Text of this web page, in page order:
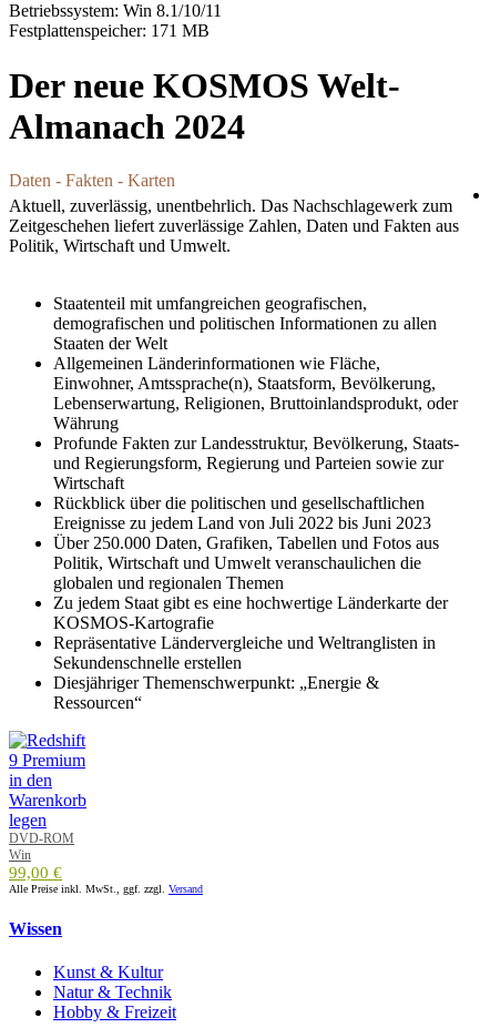
Betriebssystem: Win 8.1/10/11
Festplattenspeicher: 171 MB
Der neue KOSMOS Welt-
Almanach 2024
Daten - Fakten - Karten
Aktuell, zuverlässig, unentbehrlich. Das Nachschlagewerk zum
Zeitgeschehen liefert zuverlässige Zahlen, Daten und Fakten aus
Politik, Wirtschaft und Umwelt.
Staatenteil mit umfangreichen geografischen,
demografischen und politischen Informationen zu allen
Staaten der Welt
Allgemeinen Länderinformationen wie Fläche,
Einwohner, Amtssprache(n), Staatsform, Bevölkerung,
Lebenserwartung, Religionen, Bruttoinlandsprodukt, oder
Währung
Profunde Fakten zur Landesstruktur, Bevölkerung, Staats-
und Regierungsform, Regierung und Parteien sowie zur
Wirtschaft
Rückblick über die politischen und gesellschaftlichen
Ereignisse zu jedem Land von Juli 2022 bis Juni 2023
Über 250.000 Daten, Grafiken, Tabellen und Fotos aus
Politik, Wirtschaft und Umwelt veranschaulichen die
globalen und regionalen Themen
Zu jedem Staat gibt es eine hochwertige Länderkarte der
KOSMOS-Kartografie
Repräsentative Ländervergleiche und Weltranglisten in
Sekundenschnelle erstellen
Diesjähriger Themenschwerpunkt: „Energie &
Ressourcen“
DVD-ROM
Win
99,00 €
Alle Preise inkl. MwSt., ggf. zzgl. Versand
Wissen
Kunst & Kultur
Natur & Technik
Hobby & Freizeit